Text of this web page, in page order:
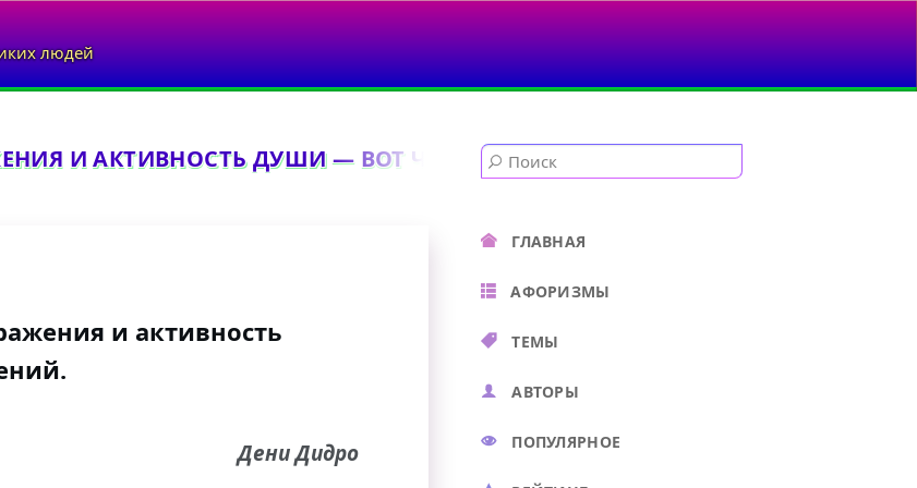
людей
И АКТИВНОСТЬ ДУШИ — ВОТ ЧТО ТАКОЕ ГЕНИЙ...
и активность
Дени Дидро
ГЛАВНАЯ
АФОРИЗМЫ
ТЕМЫ
АВТОРЫ
ПОПУЛЯРНОЕ